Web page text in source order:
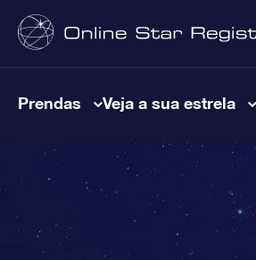
Prendas Veja a sua estrela